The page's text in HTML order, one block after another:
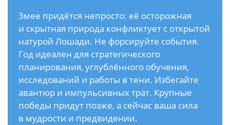
Змее придётся непросто: её осторожная
и скрытная природа конфликтует с открытой
натурой Лошади. Не форсируйте события.
Год идеален для стратегического
планирования, углублённого обучения,
исследований и работы в тени. Избегайте
авантюр и импульсивных трат. Крупные
победы придут позже, а сейчас ваша сила
в мудрости и предвидении.